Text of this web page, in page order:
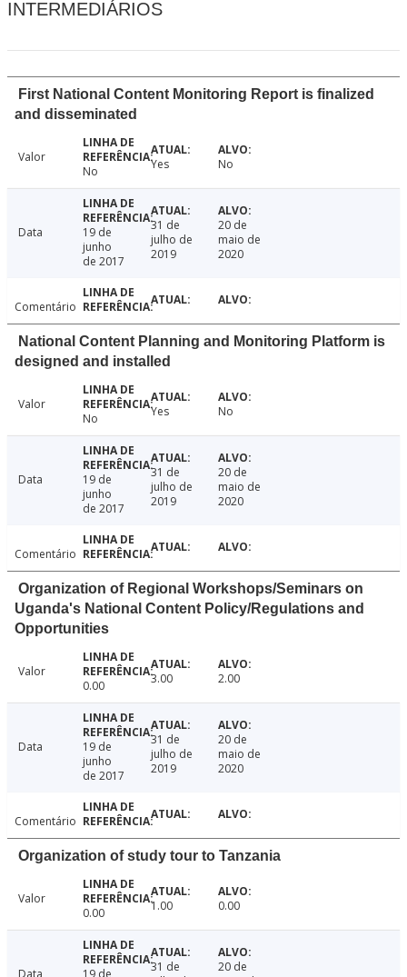
INTERMEDIÁRIOS
First National Content Monitoring Report is finalized
and disseminated
Valor
No
Yes No
Data
19 de
junho
de 2017
31 de
julho de
2019
20 de
maio de
2020
Comentário
National Content Planning and Monitoring Platform is
designed and installed
Valor
No
Yes No
Data
19 de
junho
de 2017
31 de
julho de
2019
20 de
maio de
2020
Comentário
Organization of Regional Workshops/Seminars on
Uganda's National Content Policy/Regulations and
Opportunities
Valor
0.00
3.00 2.00
Data
19 de
junho
de 2017
31 de
julho de
2019
20 de
maio de
2020
Comentário
Organization of study tour to Tanzania
Valor
0.00
1.00 0.00
31 de
20 de